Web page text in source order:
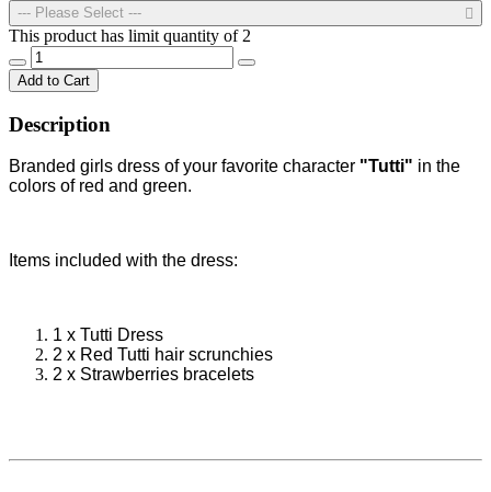
--- Please Select ---
This product has limit quantity of 2
Add to Cart
Description
Branded girls dress of your favorite character "Tutti" in the
colors of red and green.
Items included with the dress:
1 x Tutti Dress
2 x Red Tutti hair scrunchies
2 x Strawberries bracelets